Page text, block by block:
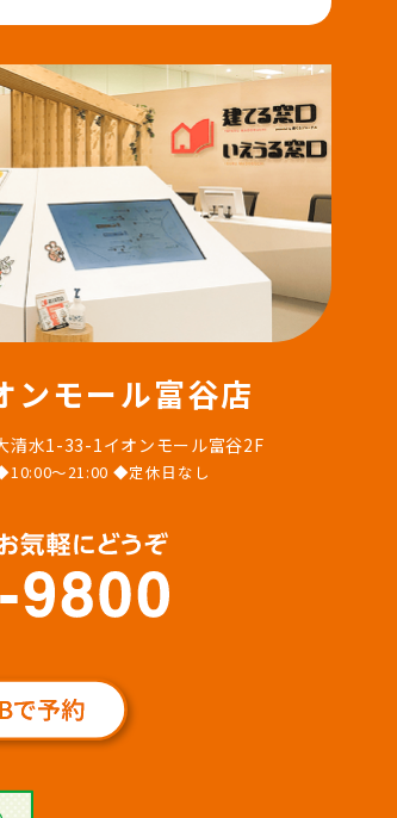
ンモール富谷店
清水1-33-1イオンモール富谷2F
〜21:00 ◆定休日なし